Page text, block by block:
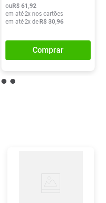
ou R$ 61 ,92
em até2x nos cartões
em até2x de R$ 30,96
Comprar